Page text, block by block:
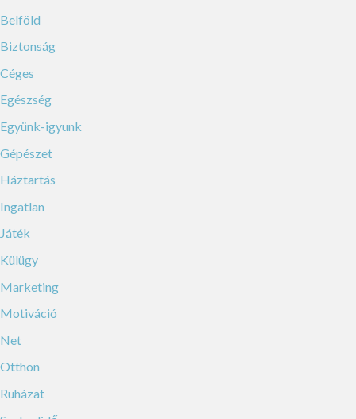
Belföld
Biztonság
Céges
Egészség
Együnk-igyunk
Gépészet
Háztartás
Ingatlan
Játék
Külügy
Marketing
Motiváció
Net
Otthon
Ruházat